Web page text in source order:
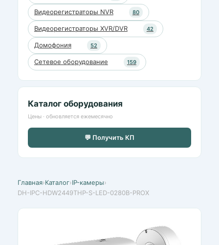
Видеорегистраторы NVR 80
Видеорегистраторы XVR/DVR 42
Домофония 52
Сетевое оборудование 159
Каталог оборудования
Цены · обновляется ежемесячно
💬 Получить КП
Главная›Каталог›IP-камеры›
DH-IPC-HDW2449THP-S-LED-0280B-PROX